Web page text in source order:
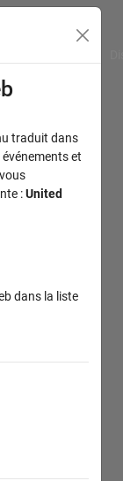
traduit dans
et
:United
dans la liste